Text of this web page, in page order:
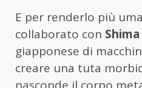
E per renderlo più
collaborato con
giapponese di
creare una tuta